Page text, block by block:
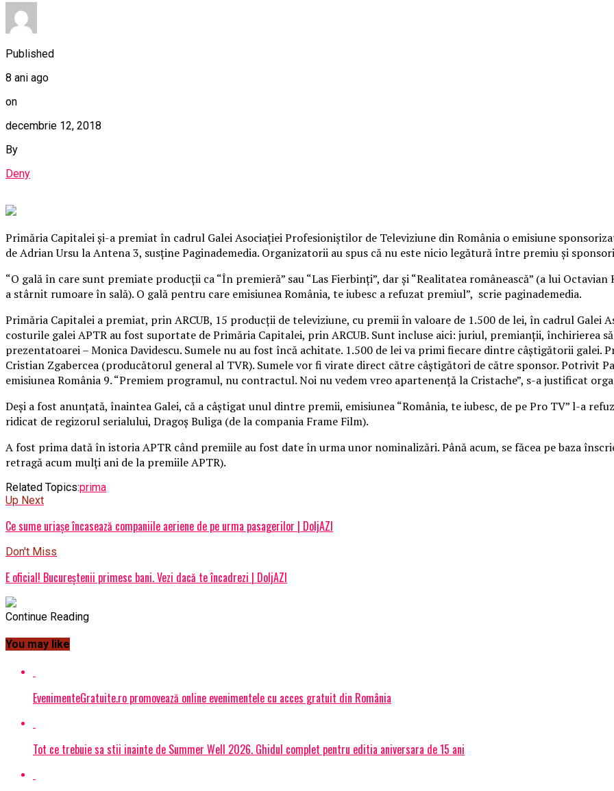
Published
8 ani ago
on
decembrie 12, 2018
By
Deny
Primăria Capitalei şi-a premiat în cadrul Galei Asociaţiei Profesioniştilor de Televiziune din România o emisiune
de Adrian Ursu la Antena 3, susţine Paginademedia. Organizatorii au spus că nu este nicio legătură între premiu şi
“O gală în care sunt premiate producţii ca “În premieră” sau “Las Fierbinţi”, dar şi “Realitatea românească” (a lui
a stârnit rumoare în sală). O gală pentru care emisiunea România, te iubesc a refuzat premiul”, scrie paginademedia.
Primăria Capitalei a premiat, prin ARCUB, 15 producţii de televiziune, cu premii în valoare de 1.500 de lei, în cadrul Galei
costurile galei APTR au fost suportate de Primăria Capitalei, prin ARCUB. Sunt incluse aici: juriul, premianţii,
prezentatoarei – Monica Davidescu. Sumele nu au fost încă achitate. 1.500 de lei va primi fiecare dintre câştigătorii
Cristian Zgabercea (producătorul general al TVR). Sumele vor fi virate direct către câştigători de către sponsor. Potrivit
emisiunea România 9. “Premiem programul, nu contractul. Noi nu vedem vreo apartenenţă la Cristache”, s-a justificat
Deşi a fost anunţată, înaintea Galei, că a câştigat unul dintre premii, emisiunea “România, te iubesc, de pe Pro TV” l-a
ridicat de regizorul serialului, Dragoş Buliga (de la compania Frame Film).
A fost prima dată în istoria APTR când premiile au fost date în urma unor nominalizări. Până acum, se făcea pe baza
retragă acum mulţi ani de la premiile APTR).
Related Topics:prima
Up Next
Ce sume uriașe încasează companiile aeriene de pe urma pasagerilor | DoljAZI
Don't Miss
E oficial! Bucureștenii primesc bani. Vezi dacă te încadrezi | DoljAZI
Continue Reading
You may like
EvenimenteGratuite.ro promovează online evenimentele cu acces gratuit din România
Tot ce trebuie sa stii inainte de Summer Well 2026. Ghidul complet pentru editia aniversara de 15 ani